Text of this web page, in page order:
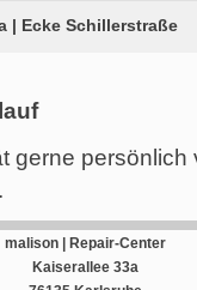
| Ecke Schillerstraße
gerne
malison | Repair-Center
Kaiserallee 33a